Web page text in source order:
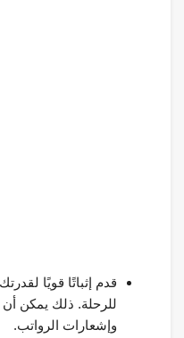
قدم إثباتًا قويًا
للرحلة. ذلك يمكن
وإشعارات الرواتب.